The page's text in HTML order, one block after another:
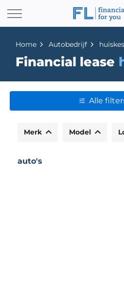
Home Autobedrijf
Financial lease
Alle
Merk Model
auto's